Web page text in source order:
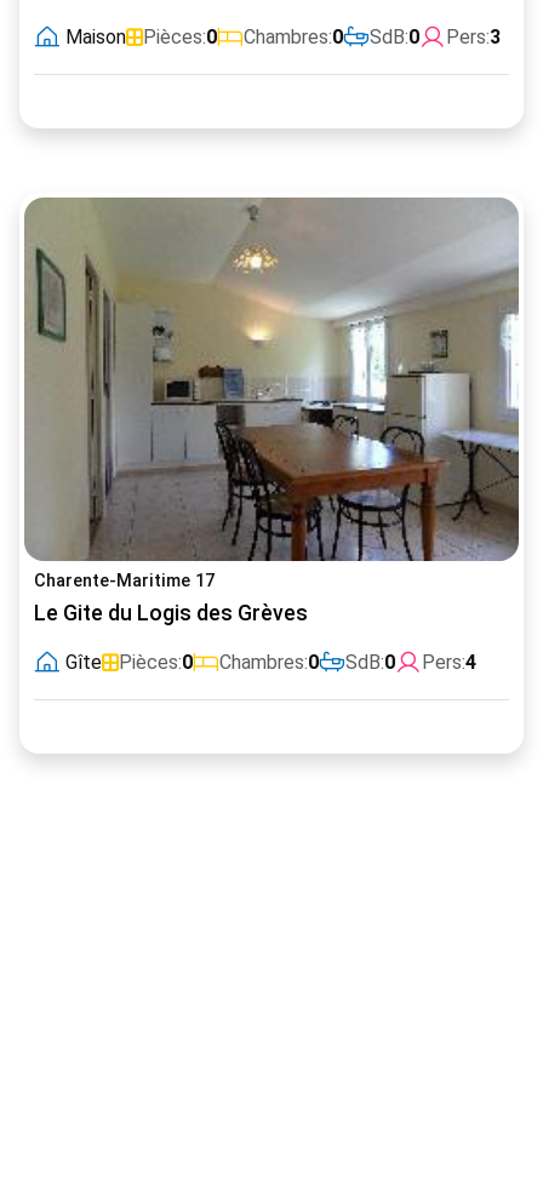
Maison Pièces:0 Chambres:0 SdB:0 Pers:3
Charente-Maritime 17
Le Gite du Logis des Grèves
Gîte Pièces:0 Chambres:0 SdB:0 Pers:4